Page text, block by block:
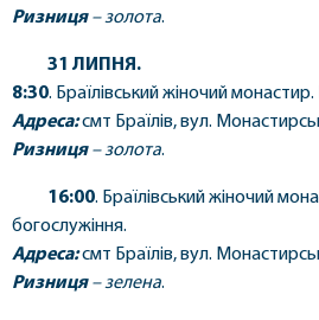
Ризниця–золота.
31 ЛИПНЯ.
8:30. Браїлівський жіночий
Адреса:смт Браїлів, вул.
Ризниця–золота.
16:00. Браїлівський жіночий
богослужіння.
Адреса:смт Браїлів, вул.
Ризниця–зелена.